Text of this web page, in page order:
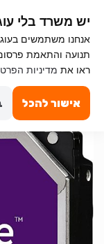
יש משרד בלי
תנועה והתאמת
ראו את מדיניות
אישור להכל
navigation
content
Search for: